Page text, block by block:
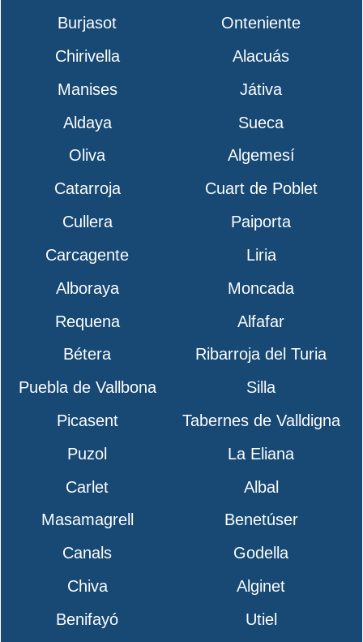
Burjasot
Onteniente
Chirivella
Alacuás
Manises
Játiva
Aldaya
Sueca
Oliva
Algemesí
Catarroja
Cuart de Poblet
Cullera
Paiporta
Carcagente
Liria
Alboraya
Moncada
Requena
Alfafar
Bétera
Ribarroja del Turia
Puebla de Vallbona
Silla
Picasent
Tabernes de Valldigna
Puzol
La Eliana
Carlet
Albal
Masamagrell
Benetúser
Canals
Godella
Chiva
Alginet
Benifayó
Utiel